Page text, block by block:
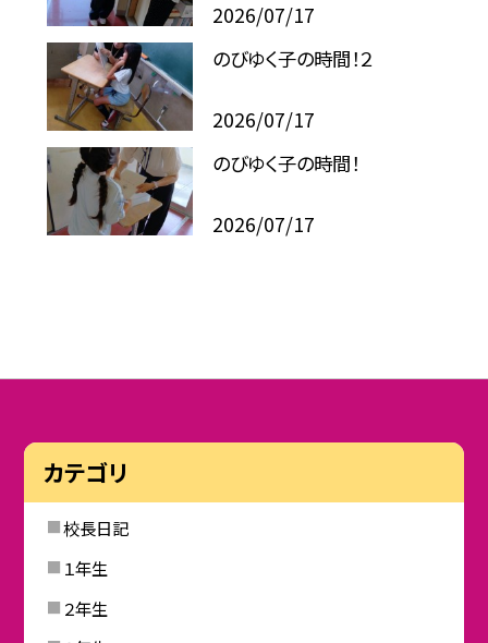
2026/07/17
のびゆく子の時間！２
2026/07/17
のびゆく子の時間！
2026/07/17
カテゴリ
校長日記
１年生
２年生